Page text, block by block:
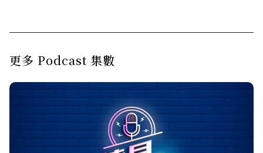
更多 Podcast 集數